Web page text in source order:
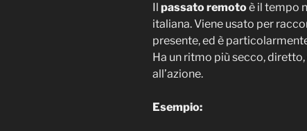
Il passato remotoè il tempo
italiana. Viene usato per
presente, ed è
Ha un ritmo più secco,
all’azione.
Esempio: